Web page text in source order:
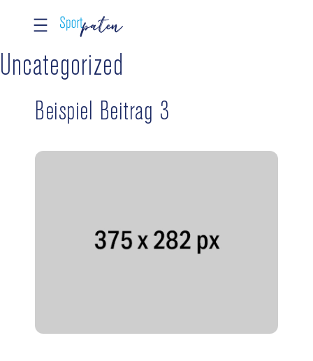
Zum
Inhalt
Uncategorized
Beispiel Beitrag 3